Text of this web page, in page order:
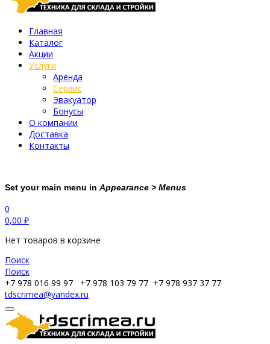
Главная
Каталог
Акции
Услуги
Аренда
Сервис
Эвакуатор
Бонусы
О компании
Доставка
Контакты
Set your main menu in Appearance > Menus
0
0,00 ₽
Нет товаров в корзине
Поиск
Поиск
+7 978 016 99 97
+7 978 103 79 77 +7 978 937 37 77
tdscrimea@yandex.ru